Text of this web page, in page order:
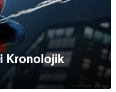
Kronolojik